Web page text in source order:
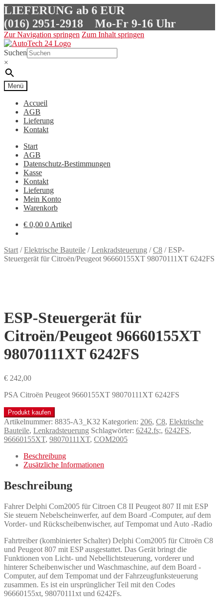
LIEFERUNG ab 6 EUR
(016) 2951-2918 Mo-Fr 9-16 Uhr
Zur Navigation springen Zum Inhalt springen
Suchen
×
Menü
Accueil
AGB
Lieferung
Kontakt
Start
AGB
Datenschutz-Bestimmungen
Kasse
Kontakt
Lieferung
Mein Konto
Warenkorb
€ 0,00 0 Artikel
Start /Elektrische Bauteile /Lenkradsteuerung /C8 /ESP-
Steuergerät für Citroën/Peugeot 96660155XT 98070111XT 6242FS
ESP-Steuergerät für
Citroën/Peugeot 96660155XT
98070111XT 6242FS
€ 242,00
PSA Citroën Peugeot 9660155XT 98070111XT 6242FS
Produkt kaufen
Artikelnummer: 8835-A3_K32 Kategorien: 206, C8, Elektrische
Bauteile, Lenkradsteuerung Schlagwörter: 6242.fs;, 6242FS,
96660155XT, 98070111XT, COM2005
Beschreibung
Zusätzliche Informationen
Beschreibung
Fahrer Delphi Com2005 für Citroen C8 II Peugeot 807 II mit ESP
Sie steuern Nebelscheinwerfer, auf dem Board -Computer, auf dem
Vorder- und Rückscheibenwischer, auf Tempomat und Auto -Radio
Fahrtreiber (kombinierter Schalter) Delphi Com2005 für Citroën C8
und Peugeot 807 mit ESP ausgestattet. Das Gerät bringt die
Funktionen von Licht- und Nebellichtsteuerung, vorderer und
hinterer Scheibenwischer und Waschmaschine, auf dem Board -
Computer, auf dem Tempomat und der Fahrzeugfunksteuerung
zusammen. Es ist ein ursprünglicher Teil mit den Codes
96660155xt, 98070111xt und 6242Fs.